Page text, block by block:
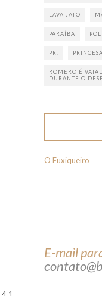
LAVA JATO
PARAÍBA
PR. PRINCESA
ROMERO É
DURANTE O
O Fuxiqueiro
E-mail